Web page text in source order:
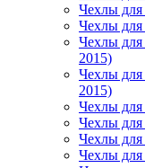
Чехлы для
Чехлы для
Чехлы для
2015)
Чехлы для
2015)
Чехлы для
Чехлы для
Чехлы для
Чехлы для